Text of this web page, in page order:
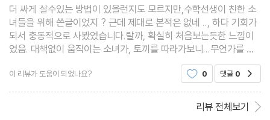
더 싸게 살수있는 방법이 있을런지도 모르지만,수학선생이 친한 소
녀들을 위해 쓴글이었지 ? 근데 제대로 본적은 없네 .., 하다 기회가
되서 충동적으로 사봤었습니다.랄까, 확실히 처음보는듯한 느낌이
었음. 대책없이 움직이는 소녀가, 토끼를 따라가보니...무언가를 먹
으면 크기가 달라지고 , 동물들과 말이 통하는(말이 통해도 말이 안
통하지만, )신비한 세계였습니다. 랄까, 시를 이
이 리뷰가 도움이 되었나요? 0 댓글 0
리뷰 전체보기